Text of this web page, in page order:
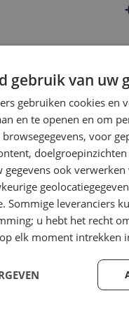
Surface Laptop
gebruikers in
Dankzij een
userinterface.
en een
visuele ervaring
met een
van 3,7 GHz,
met 8 GB
laadtijden. Met een
uur onafgebroken
zorgt de
gebruik van uw
gebruiken cookies
en te openen en om
voor
gegevens ook
Sommige leveranciers
u hebt het recht
elk moment intrekken